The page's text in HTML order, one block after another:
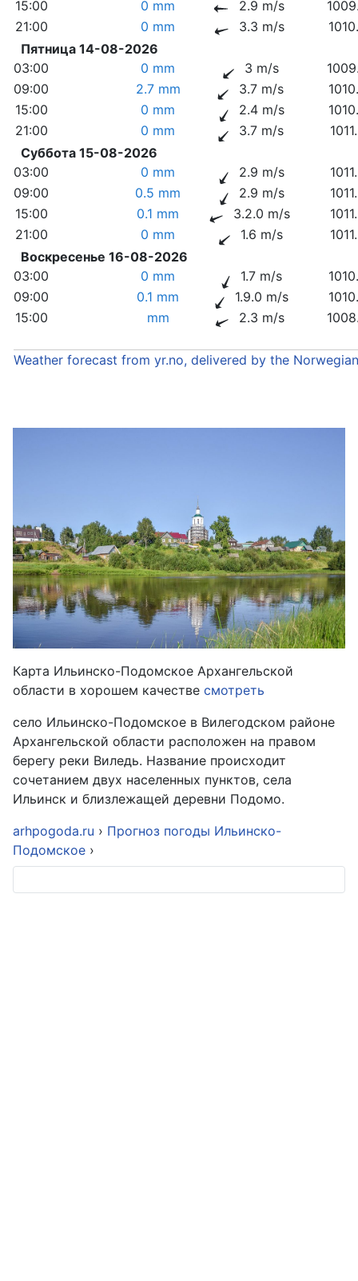
15:00 0 mm 2.9 m/s
21:00
0 mm 3.3 m/s
Пятница 14-08-2026
03:00
0 mm 3 m/s
09:00
2.7 mm 3.7 m/s
15:00
0 mm 2.4 m/s
21:00
0 mm 3.7 m/s
Суббота 15-08-2026
03:00
0 mm 2.9 m/s
09:00
0.5 mm 2.9 m/s
15:00
0.1 mm 3.2.0 m/s
21:00
0 mm 1.6 m/s
Воскресенье 16-08-2026
03:00
0 mm 1.7 m/s
09:00
0.1 mm 1.9.0 m/s
15:00
mm 2.3 m/s
Weather forecast from yr.no, delivered by the
Карта Ильинско-Подомское Архангельской
области в хорошем качестве смотреть
село Ильинско-Подомское в Вилегодском районе
Архангельской области расположен на правом
берегу реки Виледь. Название происходит
сочетанием двух населенных пунктов, села
Ильинск и близлежащей деревни Подомо.
arhpogoda.ru › Прогноз погоды Ильинско-
Подомское ›